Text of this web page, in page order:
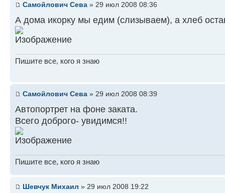
Самойлович Сева » 29 июл 2008 08:36
А дома икорку мы едим (слизываем), а хлеб
Пишите все, кого я знаю
Самойлович Сева » 29 июл 2008 08:39
Автопортрет на фоне заката.
Всего доброго- увидимся!!
Пишите все, кого я знаю
Шевчук Михаил » 29 июл 2008 19:22